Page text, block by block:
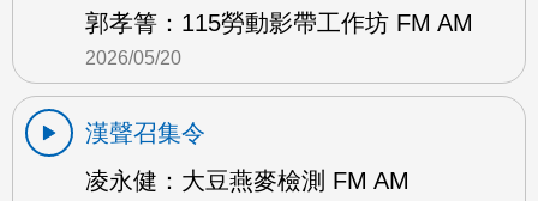
郭孝箐：115勞動影帶工作坊 FM AM
2026/05/20
漢聲召集令
凌永健：大豆燕麥檢測 FM AM